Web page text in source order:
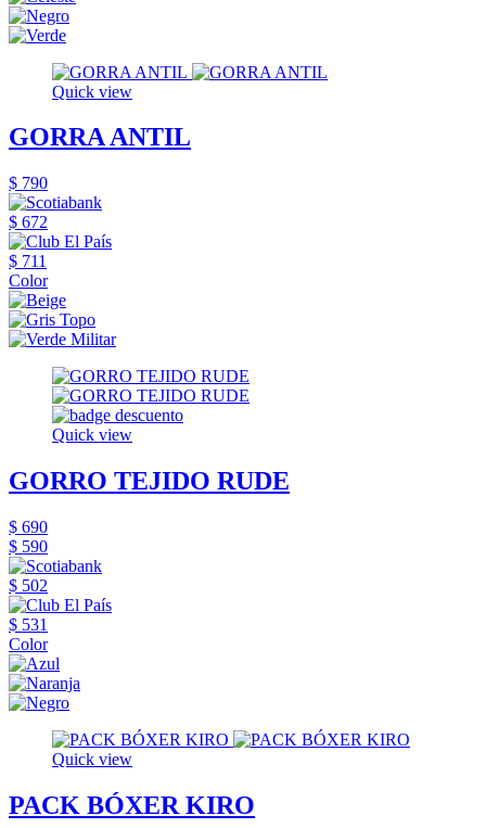
Quick view
GORRA ANTIL
$ 790
$ 672
$ 711
Color
Quick view
GORRO TEJIDO RUDE
$ 690
$ 590
$ 502
$ 531
Color
Quick view
PACK BÓXER KIRO